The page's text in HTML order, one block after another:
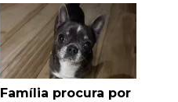
Família procura por